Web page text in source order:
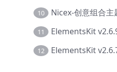
10
11
12